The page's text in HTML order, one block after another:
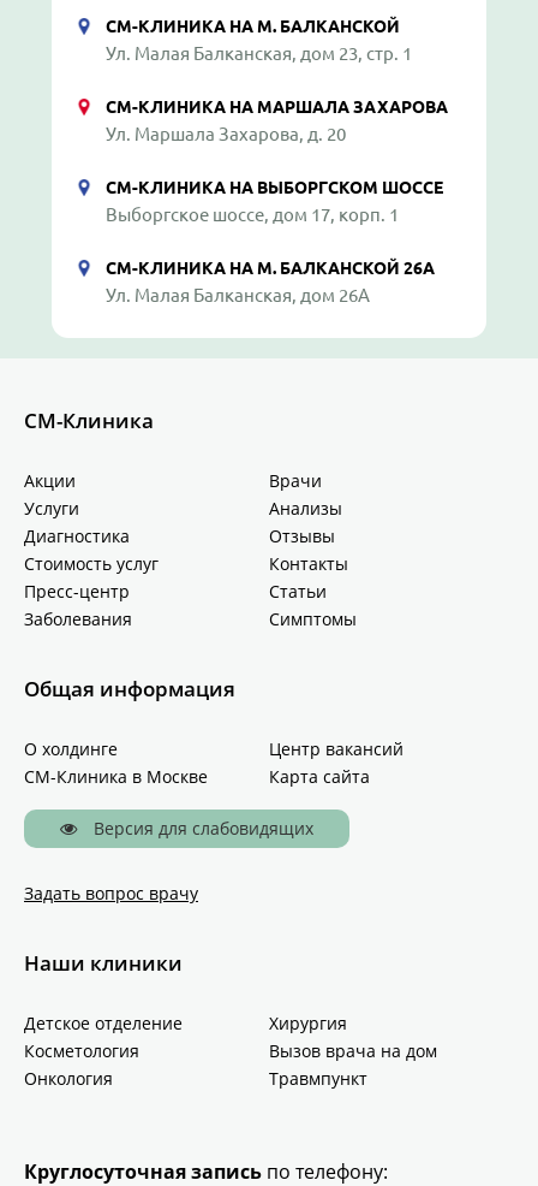
СМ-КЛИНИКА НА М. БАЛКАНСКОЙ
Ул. Малая Балканская, дом 23, стр. 1
СМ-КЛИНИКА НА МАРШАЛА ЗАХАРОВА
Ул. Маршала Захарова, д. 20
СМ-КЛИНИКА НА ВЫБОРГСКОМ ШОССЕ
Выборгское шоссе, дом 17, корп. 1
СМ-КЛИНИКА НА М. БАЛКАНСКОЙ 26А
Ул. Малая Балканская, дом 26А
СМ-Клиника
Акции
Врачи
Услуги
Анализы
Диагностика
Отзывы
Стоимость услуг
Контакты
Пресс-центр
Статьи
Заболевания
Симптомы
Общая информация
О холдинге
Центр вакансий
СМ-Клиника в Москве
Карта сайта
Версия для слабовидящих
Задать вопрос врачу
Наши клиники
Детское отделение
Хирургия
Косметология
Вызов врача на дом
Онкология
Травмпункт
Круглосуточная запись по телефону: